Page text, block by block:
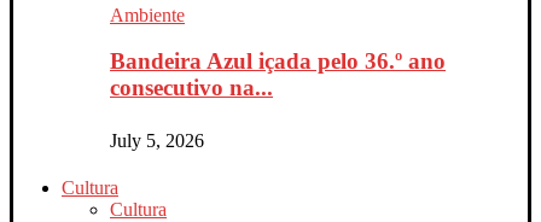
Ambiente
Bandeira Azul içada pelo 36.º ano
consecutivo na...
July 5, 2026
Cultura
Cultura